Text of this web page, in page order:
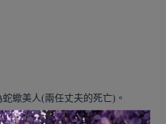
蠍美人(兩任丈夫的死亡)。